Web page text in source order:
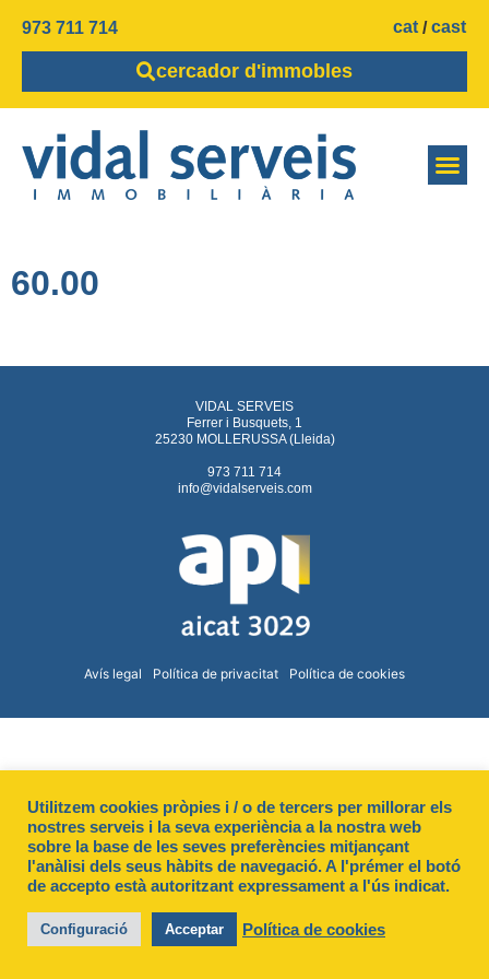
973 711 714 cat cast
cercador d'immobles
60.00
VIDAL SERVEIS
Ferrer i Busquets, 1
25230 MOLLERUSSA (Lleida)
973 711 714
info@vidalserveis.com
Avís legal Política de privacitat Política de cookies
Utilitzem cookies pròpies i / o de tercers per millorar els
nostres serveis i la seva experiència a la nostra web
sobre la base de les seves preferències mitjançant
l'anàlisi dels seus hàbits de navegació. A l'prémer el botó
de accepto està autoritzant expressament a l'ús indicat.
Configuració Acceptar Política de cookies